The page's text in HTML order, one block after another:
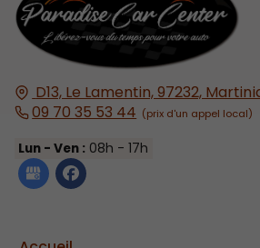
D13, Le Lamentin, 97232,
09 70 35 53 44
Lun - Ven : 08h - 17h